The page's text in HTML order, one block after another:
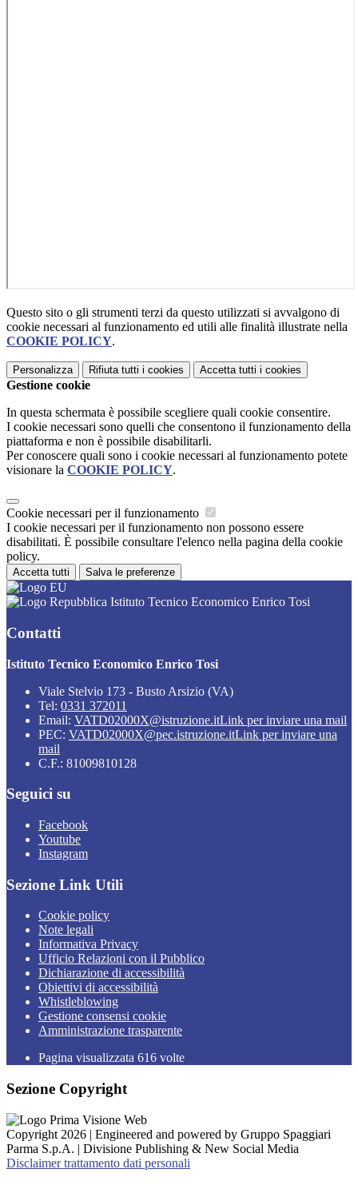
Questo sito o gli strumenti terzi da questo utilizzati si avvalgono di
cookie necessari al funzionamento ed utili alle finalità illustrate nella
COOKIE POLICY.
Personalizza Rifiuta tutti i cookies Accetta tutti i cookies
Gestione cookie
In questa schermata è possibile scegliere quali cookie consentire.
I cookie necessari sono quelli che consentono il funzionamento della
piattaforma e non è possibile disabilitarli.
Per conoscere quali sono i cookie necessari al funzionamento potete
visionare la COOKIE POLICY.
Cookie necessari per il funzionamento
I cookie necessari per il funzionamento non possono essere
disabilitati. È possibile consultare l'elenco nella pagina della cookie
policy.
Accetta tutti Salva le preferenze
Istituto Tecnico Economico Enrico Tosi
Contatti
Istituto Tecnico Economico Enrico Tosi
Viale Stelvio 173 - Busto Arsizio (VA)
Tel: 0331 372011
Email: VATD02000X@istruzione.itLink per inviare una mail
PEC: VATD02000X@pec.istruzione.itLink per inviare una
mail
C.F.: 81009810128
Seguici su
Facebook
Youtube
Instagram
Sezione Link Utili
Cookie policy
Note legali
Informativa Privacy
Ufficio Relazioni con il Pubblico
Dichiarazione di accessibilità
Obiettivi di accessibilità
Whistleblowing
Gestione consensi cookie
Amministrazione trasparente
Pagina visualizzata 616 volte
Sezione Copyright
Copyright 2026 | Engineered and powered by Gruppo Spaggiari
Parma S.p.A. | Divisione Publishing & New Social Media
Disclaimer trattamento dati personali